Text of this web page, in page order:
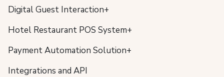
Digital Guest Interaction+
Hotel Restaurant POS System+
Payment Automation Solution+
Integrations and API